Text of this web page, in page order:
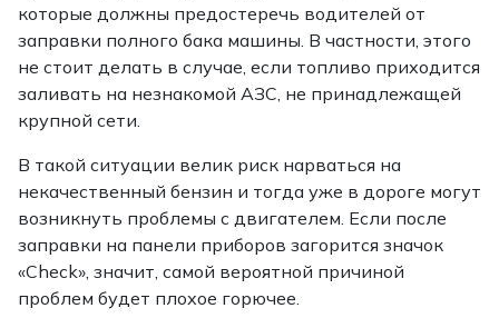
которые должны предостеречь водителей от
заправки полного бака машины. В частности, этого
не стоит делать в случае, если топливо приходится
заливать на незнакомой АЗС, не принадлежащей
крупной сети.
В такой ситуации велик риск нарваться на
некачественный бензин и тогда уже в дороге могут
возникнуть проблемы с двигателем. Если после
заправки на панели приборов загорится значок
«Check», значит, самой вероятной причиной
проблем будет плохое горючее.